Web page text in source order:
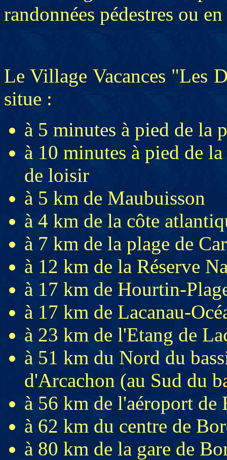
randonnées pédestres ou
Le Village Vacances "Les
situe :
à 5 minutes à pied de la
à 10 minutes à pied de
de loisir
à 5 km de Maubuisson
à 4 km de la côte
à 7 km de la plage de
à 12 km de la Réserve
à 17 km de Hourtin-
à 17 km de Lacanau-
à 23 km de l'Etang de
à 51 km du Nord du
d'Arcachon (au Sud du
à 56 km de l'aéroport de
à 62 km du centre de
à 80 km de la gare de